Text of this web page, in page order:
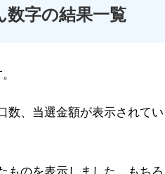
数字の結果一覧
数、当選金額が表示されてい
のを表示しました。もちろ